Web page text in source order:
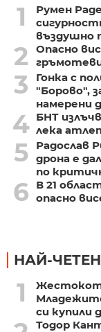
1
Румен
въздушно
2
Опасно
3
Гонка с
"Борово",
намерени
4 БНТ
лека
5
Радослав
дрона е
по
6
В 21
опасно
НАЙ-
1
си купили
Тодор